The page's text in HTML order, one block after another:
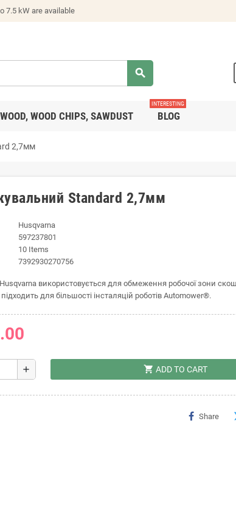
7.5 kW are available
search
WOOD CHIPS, SAWDUST BLOG
INTERESTING
2,7мм
Standard 2,7мм
Husqvarna
597237801
10 Items
7392930270756
використовується для обмеження робочої зони
для більшості інсталяцій роботів Automower®.
add shopping_cart ADD TO CART
Share